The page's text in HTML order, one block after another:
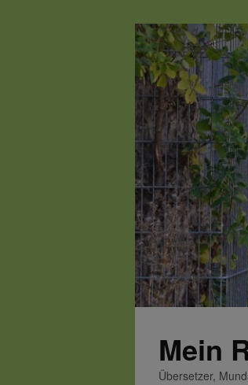
Mein
Übersetzer,